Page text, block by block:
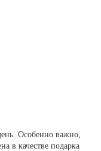
Особенно важно,
в качестве подарка